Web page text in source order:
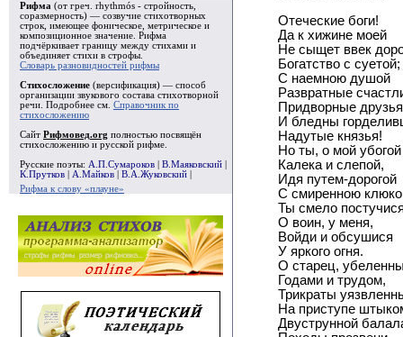
Рифма (от греч. rhythmós - стройность,
соразмерность) — созвучие стихотворных
строк, имеющее фоническое, метрическое и
композиционное значение. Рифма
подчёркивает границу между стихами и
объединяет стихи в строфы
Словарь разновидностей рифмы
Стихосложение (версификация) — способ
организации звукового состава стихотворной
речи. Подробнее см. Справочник по
стихосложению
Сайт Рифмовед.org полностью посвящён
стихосложению и русской рифме.
Русские поэты: А.П.Сумароков В.Маяковский
К.Прутков
А.Майков В.А.Жуковский
Рифма к слову «плауне»
Отеческие боги!
Да к хижине моей
Не сыщет ввек
Богатство с суетой;
С наемною душой
Развратные
Придворные друзья
И бледны
Надутые князья!
Но ты, о мой убогой
Калека и слепой,
Идя путем-дорогой
С смиренною
Ты смело
О воин, у меня,
Войди и обсушися
У яркого огня.
О старец,
Годами и трудом,
Трикраты
На приступе
Двуструнной